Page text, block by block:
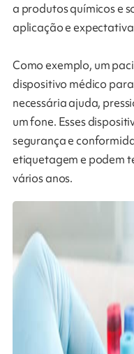
a produtos químicos e
aplicação e
Como exemplo, um
dispositivo médico
necessária ajuda,
um fone. Esses
segurança e
etiquetagem e podem
vários anos.